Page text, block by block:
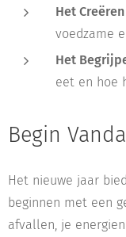
Het
voedzame
Het
eet en hoe
Begin
Het nieuwe jaar
beginnen met een
afvallen, je